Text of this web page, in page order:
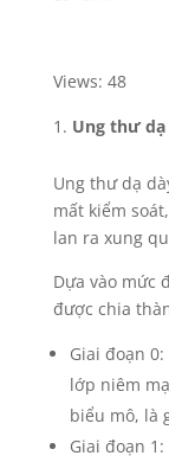
Views: 48
Ung thư dạ
Ung thư dạ
mất kiểm
lan ra xung
Dựa vào mức
được chia
Giai đoạn
lớp niêm
biểu mô, là
Giai đoạn